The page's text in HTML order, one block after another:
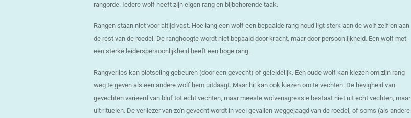
rangorde. Iedere wolf heeft zijn eigen rang en bijbehorende taak.
Rangen staan niet voor altijd vast. Hoe lang een wolf een bepaalde rang houd ligt sterk aan de wolf zelf en aan
de rest van de roedel. De ranghoogte wordt niet bepaald door kracht, maar door persoonlijkheid. Een wolf met
een sterke leiderspersoonlijkheid heeft een hoge rang.
Rangverlies kan plotseling gebeuren (door een gevecht) of geleidelijk. Een oude wolf kan kiezen om zijn rang
weg te geven als een andere wolf hem uitdaagt. Maar hij kan ook kiezen om te vechten. De hevigheid van
gevechten varieerd van bluf tot echt vechten, maar meeste wolvenagressie bestaat niet uit echt vechten, maar
uit rituelen. De verliezer van zo'n gevecht wordt in veel gevallen weggejaagd van de roedel, of soms (als andere